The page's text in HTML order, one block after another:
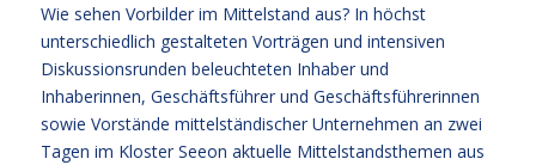
Wie sehen Vorbilder im Mittelstand aus? In höchst
unterschiedlich gestalteten Vorträgen und intensiven
Diskussionsrunden beleuchteten Inhaber und
Inhaberinnen, Geschäftsführer und Geschäftsführerinnen
sowie Vorstände mittelständischer Unternehmen an zwei
Tagen im Kloster Seeon aktuelle Mittelstandsthemen aus